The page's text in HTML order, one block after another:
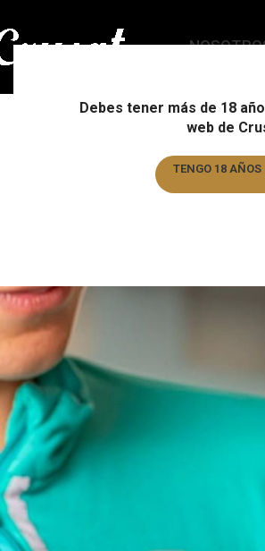
Debes tener más de 18
web de
TENGO 18 AÑOS
Maxi